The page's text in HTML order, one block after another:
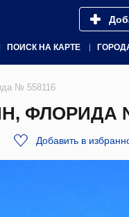
ПОИСК НА КАРТЕ
№ 558116
ФЛОРИДА
Добавить в